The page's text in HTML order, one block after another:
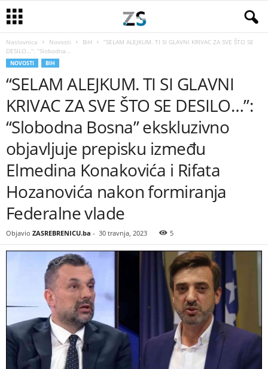
Naslovnica Novosti BiH
“SELAM ALEJKUM. TI SI GLAVNI KRIVAC ZA SVE ŠTO SE
DESILO…”: “Slobodna...
NOVOSTI BIH
“SELAM ALEJKUM. TI SI GLAVNI
KRIVAC ZA SVE ŠTO SE DESILO…”:
“Slobodna Bosna” ekskluzivno
objavljuje prepisku između
Elmedina Konakovića i Rifata
Hozanovića nakon formiranja
Federalne vlade
Objavio ZASREBRENICU.ba - 30 travnja, 2023 5